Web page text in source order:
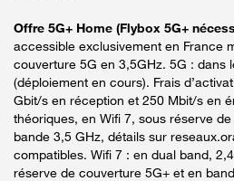
Offre 5G+ Home (Flybox 5G+
accessible exclusivement en France
couverture 5G en 3,5GHz. 5G : dans
(déploiement en cours). Frais
Gbit/s en réception et 250 Mbit/s en
théoriques, en Wifi 7, sous réserve
bande 3,5 GHz, détails sur
compatibles. Wifi 7 : en dual band,
réserve de couverture 5G+ et en